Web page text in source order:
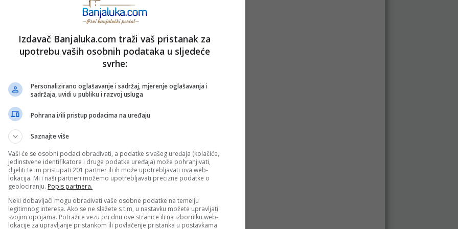
PRIJAVI GREŠKU
Kopirati
i stavove internet portala Banjaluka.com. Molimo korisnike da se suzdrže od vrijeđanja,
da obriše komentar bez najave i objašnjenja. Zbog velikog broja komentara Banjaluka.com
prihvatate mogućnost da među komentarima mogu biti pronađeni sadržaji koji mogu biti
polja su obavezna!
Izdavač Banjaluka.com traži vaš pristanak za
upotrebu vaših osobnih podataka u sljedeće
svrhe:
Personalizirano oglašavanje i sadržaj, mjerenje oglašavanja i
sadržaja, uvidi u publiku i razvoj usluga
Pohrana i/ili pristup podacima na uređaju
Saznajte više
Vaši će se osobni podaci obrađivati, a podatke s vašeg uređaja (kolačiće,
jedinstvene identifikatore i druge podatke uređaja) može pohranjivati,
dijeliti te im pristupati 201 partner ili ih može upotrebljavati ova web-
lokacija. Mi i naši partneri možemo upotrebljavati precizne podatke o
geolociranju. Popis partnera.
Neki dobavljači mogu obrađivati vaše osobne podatke na temelju
legitimnog interesa. Ako se ne slažete s tim, u nastavku možete upravljati
svojim opcijama. Potražite vezu pri dnu ove stranice ili na izborniku web-
lokacije za upravljanje pristankom ili povlačenje pristanka u postavkama